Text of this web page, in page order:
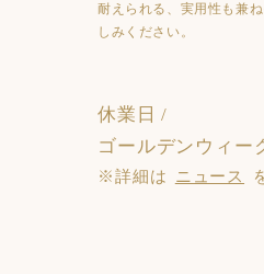
耐えられる、実用性も兼
しみください。
休業日 /
ゴールデンウィー
※詳細は ニュース